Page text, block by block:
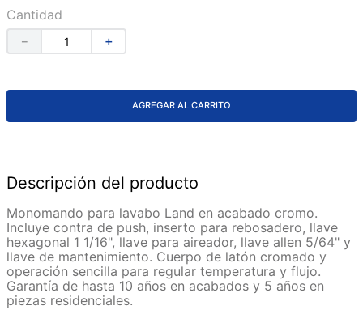
Cantidad
＋
－
AGREGAR AL CARRITO
Descripción del producto
Monomando para lavabo Land en acabado cromo.
Incluye contra de push, inserto para rebosadero, llave
hexagonal 1 1/16", llave para aireador, llave allen 5/64" y
llave de mantenimiento. Cuerpo de latón cromado y
operación sencilla para regular temperatura y flujo.
Garantía de hasta 10 años en acabados y 5 años en
piezas residenciales.